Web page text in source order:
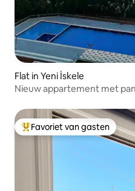
Flat in Yeni İskele
Nieuw appartement met
Topfavoriet van gasten
Favoriet van gasten